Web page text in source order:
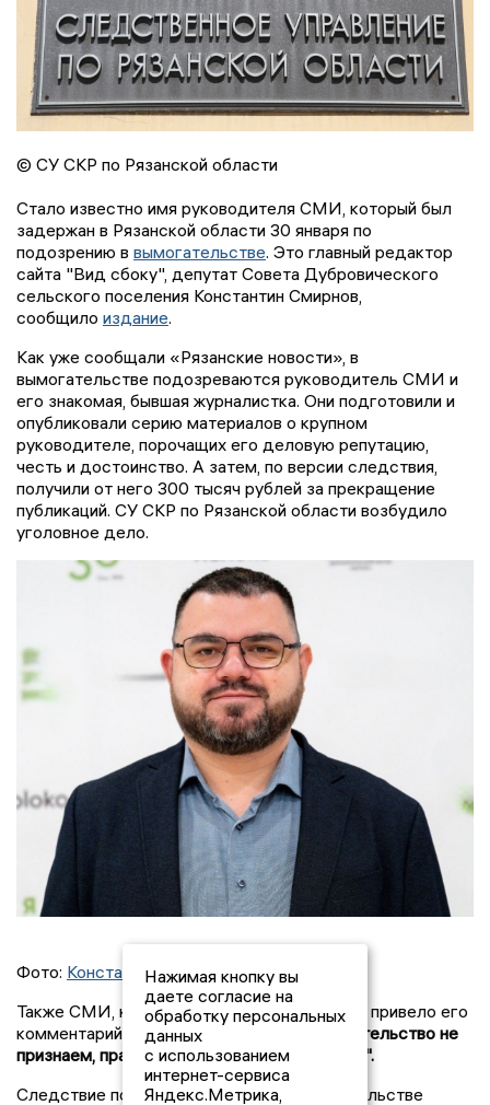
© СУ СКР по Рязанской области
Стало известно имя руководителя СМИ, который был
задержан в Рязанской области 30 января по
подозрению в вымогательстве. Это главный редактор
сайта "Вид сбоку", депутат Совета Дубровического
сельского поселения Константин Смирнов,
сообщило издание.
Как уже сообщали «Рязанские новости», в
вымогательстве подозреваются руководитель СМИ и
его знакомая, бывшая журналистка. Они подготовили и
опубликовали серию материалов о крупном
руководителе, порочащих его деловую репутацию,
честь и достоинство. А затем, по версии следствия,
получили от него 300 тысяч рублей за прекращение
публикаций. СУ СКР по Рязанской области возбудило
уголовное дело.
Фото: Константин Смирнов, ВК
Также СМИ, которое возглавляет Смирнов, привело его
комментарий по поводу ситуации:
"Вымогательство не
признаем, правовую позицию формулируем".
Следствие по уголовному делу о вымогательстве
Нажимая кнопку вы
даете согласие на
обработку персональных
данных
с использованием
интернет-сервиса
Яндекс.Метрика,